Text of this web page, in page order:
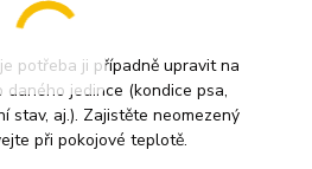
potřeba ji případně upravit na
jedince (kondice psa,
stav, aj.). Zajistěte neomezený
při pokojové teplotě.